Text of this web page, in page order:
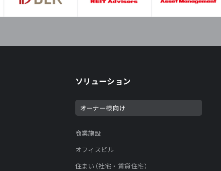
ソリューション
オーナー様向け
商業施設
オフィスビル
住まい（社宅・賃貸住宅）